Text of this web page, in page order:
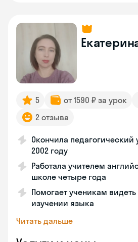
5 от 1590 ₽ за урок
2 отзыва
Окончила педагогический
2002 году
Работала учителем
школе четыре года
Помогает ученикам
изучении языка
Читать дальше